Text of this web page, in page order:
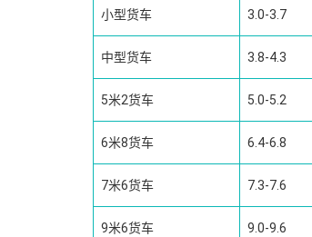
小型货车 3.0-3.7
中型货车 3.8-4.3
5米2货车 5.0-5.2
6米8货车 6.4-6.8
7米6货车 7.3-7.6
9米6货车 9.0-9.6